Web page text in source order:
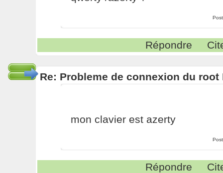
Répondre
Re: Probleme de connexion du root
mon clavier est azerty
Répondre